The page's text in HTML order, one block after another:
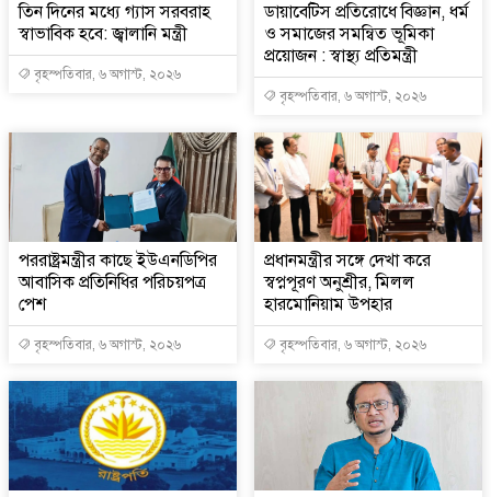
তিন দিনের মধ্যে গ্যাস সরবরাহ
স্বাভাবিক হবে: জ্বালানি মন্ত্রী
বৃহস্পতিবার, ৬ অগাস্ট, ২০২৬
ডায়াবেটিস প্রতিরোধে বিজ্ঞান, ধর্ম
ও সমাজের সমন্বিত ভূমিকা
প্রয়োজন : স্বাস্থ্য প্রতিমন্ত্রী
বৃহস্পতিবার, ৬ অগাস্ট, ২০২৬
পররাষ্ট্রমন্ত্রীর কা‌ছে ইউএনডিপির
আবাসিক প্রতিনিধির পরিচয়পত্র
পেশ
বৃহস্পতিবার, ৬ অগাস্ট, ২০২৬
প্রধানমন্ত্রীর সঙ্গে দেখা করে
স্বপ্নপূরণ অনুশ্রীর, মিলল
হারমোনিয়াম উপহার
বৃহস্পতিবার, ৬ অগাস্ট, ২০২৬